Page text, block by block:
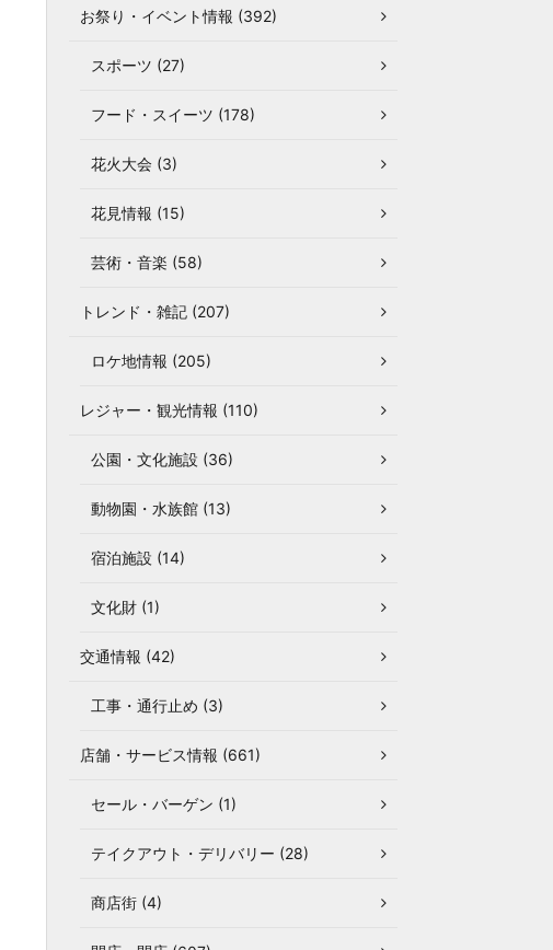
お祭り・イベント情報 (392)
スポーツ (27)
フード・スイーツ (178)
花火大会 (3)
花見情報 (15)
芸術・音楽 (58)
トレンド・雑記 (207)
ロケ地情報 (205)
レジャー・観光情報 (110)
公園・文化施設 (36)
動物園・水族館 (13)
宿泊施設 (14)
文化財 (1)
交通情報 (42)
工事・通行止め (3)
店舗・サービス情報 (661)
セール・バーゲン (1)
テイクアウト・デリバリー (28)
商店街 (4)